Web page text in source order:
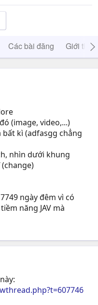
Các bài đăng Giới thiệu
(image, video,...)
kì (adfasgg chẳng
nhìn dưới khung
ngày đêm vì có
năng JAV mà